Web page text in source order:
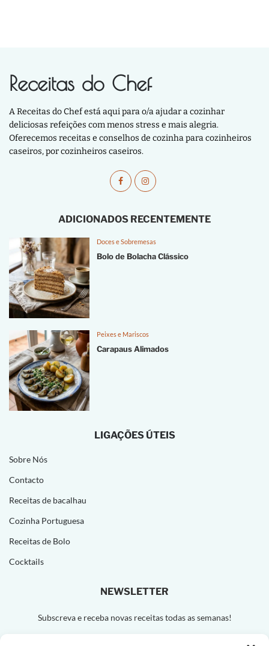
Receitas do Chef
A Receitas do Chef está aqui para o/a ajudar a cozinhar
deliciosas refeições com menos stress e mais alegria.
Oferecemos receitas e conselhos de cozinha para cozinheiros
caseiros, por cozinheiros caseiros.
ADICIONADOS RECENTEMENTE
Doces e Sobremesas
Bolo de Bolacha Clássico
Peixes e Mariscos
Carapaus Alimados
LIGAÇÕES ÚTEIS
Sobre Nós
Contacto
Receitas de bacalhau
Cozinha Portuguesa
Receitas de Bolo
Cocktails
NEWSLETTER
Subscreva e receba novas receitas todas as semanas!